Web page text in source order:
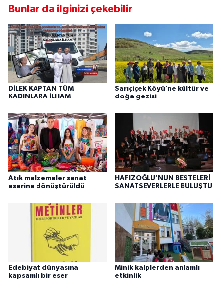
Bunlar da ilginizi çekebilir
DİLEK KAPTAN TÜM
KADINLARA İLHAM
Sarıçiçek Köyü’ne kültür ve
doğa gezisi
Atık malzemeler sanat
eserine dönüştürüldü
HAFIZOĞLU’NUN BESTELERİ
SANATSEVERLERLE BULUŞTU
Edebiyat dünyasına
kapsamlı bir eser
Minik kalplerden anlamlı
etkinlik